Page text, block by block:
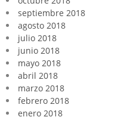
septiembre 2018
agosto 2018
julio 2018
junio 2018
mayo 2018
abril 2018
marzo 2018
febrero 2018
enero 2018